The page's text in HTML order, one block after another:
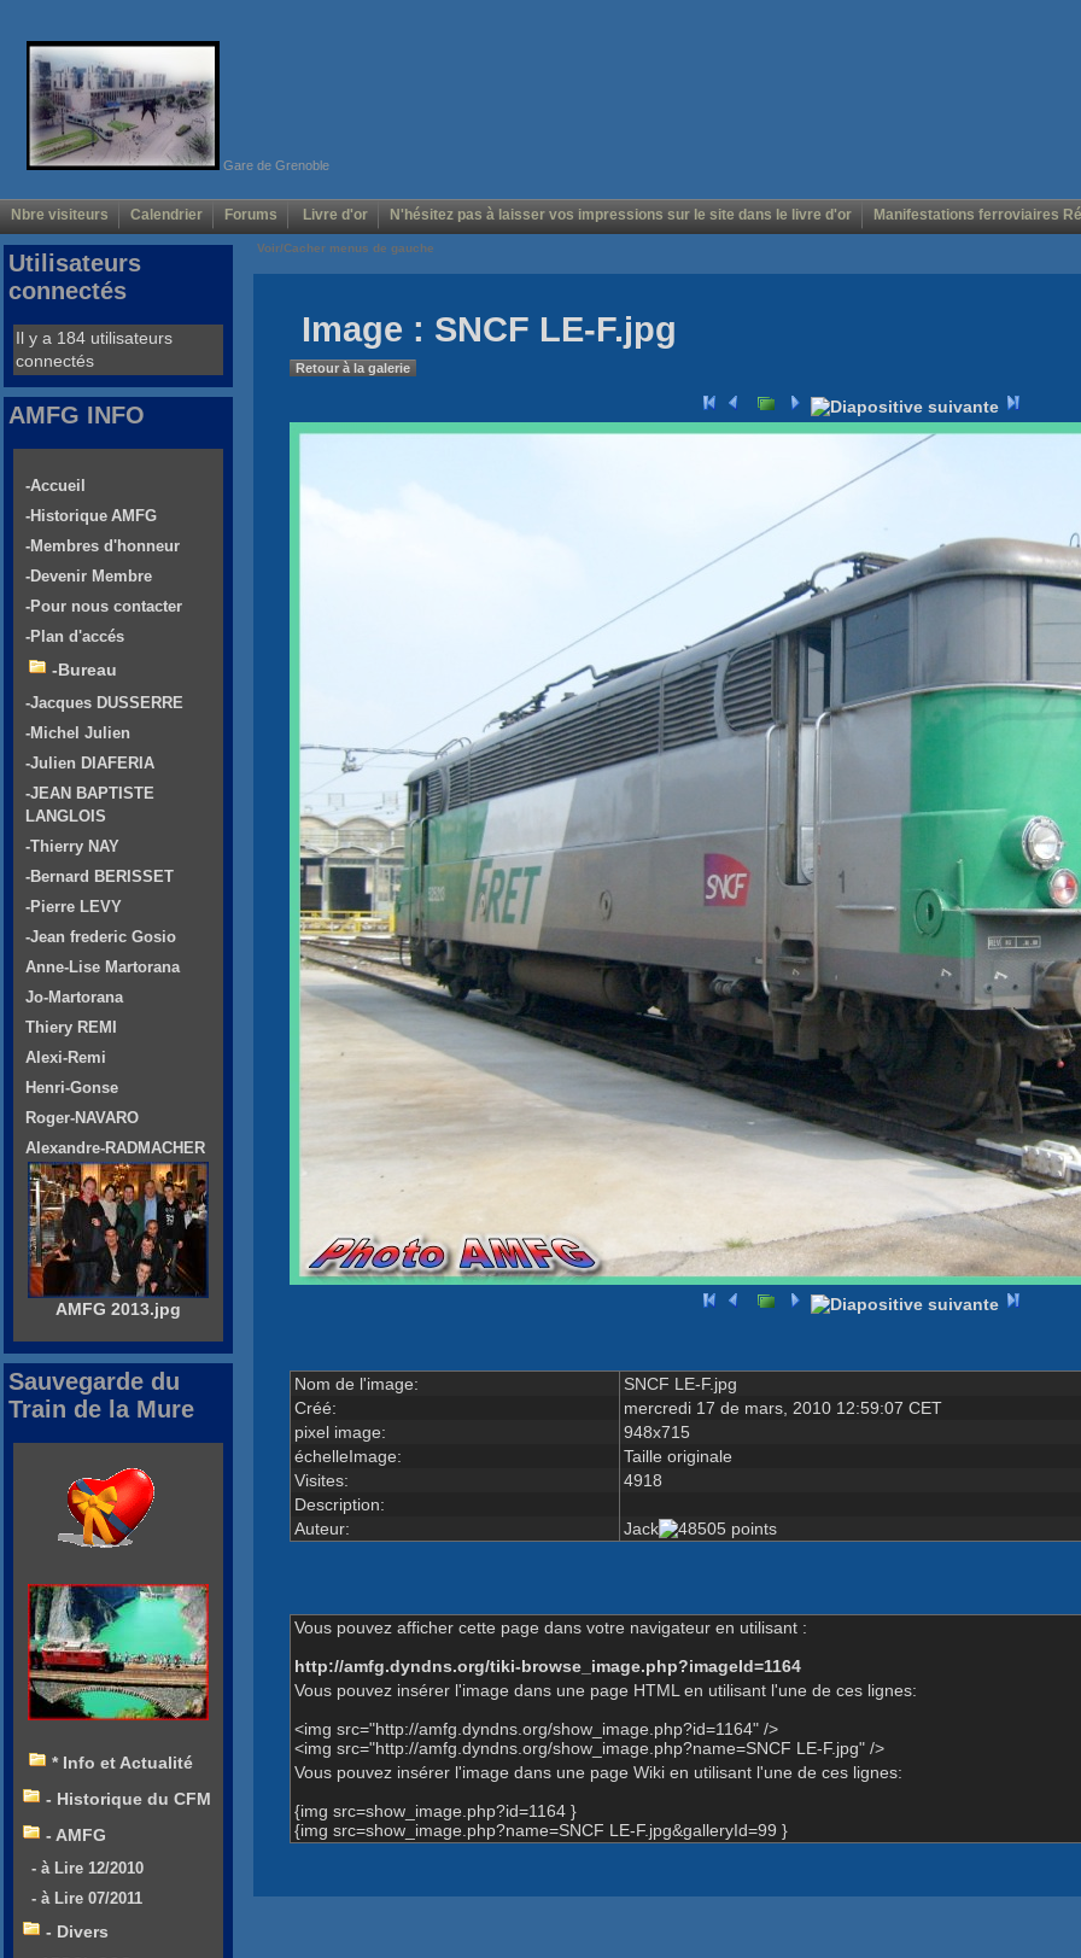
Gare de Grenoble
Nbre visiteurs Calendrier Forums Livre d'or N'hésitez pas à laisser vos impressions sur le site dans le livre d'or Manifestations ferroviaires
Voir/Cacher menus de gauche
Image : SNCF LE-F.jpg
Retour à la galerie
Nom de l'image:
SNCF LE-F.jpg
Créé:
mercredi 17 de mars, 2010 12:59:07 CET
pixel image:
948x715
échelleImage:
Taille originale
Visites:
4918
Description:
Auteur:
Jack
Vous pouvez afficher cette page dans votre navigateur en utilisant :
http://amfg.dyndns.org/tiki-browse_image.php?imageId=1164
Vous pouvez insérer l'image dans une page HTML en utilisant l'une de ces lignes:
<img src="http://amfg.dyndns.org/show_image.php?id=1164" />
<img src="http://amfg.dyndns.org/show_image.php?name=SNCF LE-F.jpg" />
Vous pouvez insérer l'image dans une page Wiki en utilisant l'une de ces lignes:
{img src=show_image.php?id=1164 }
{img src=show_image.php?name=SNCF LE-F.jpg&galleryId=99 }
Utilisateurs
connectés
Il y a 184 utilisateurs
connectés
AMFG INFO
-Accueil
-Historique AMFG
-Membres d'honneur
-Devenir Membre
-Pour nous contacter
-Plan d'accés
-Bureau
-Jacques DUSSERRE
-Michel Julien
-Julien DIAFERIA
-JEAN BAPTISTE
LANGLOIS
-Thierry NAY
-Bernard BERISSET
-Pierre LEVY
-Jean frederic Gosio
Anne-Lise Martorana
Jo-Martorana
Thiery REMI
Alexi-Remi
Henri-Gonse
Roger-NAVARO
Alexandre-RADMACHER
AMFG 2013.jpg
Sauvegarde du
Train de la Mure
* Info et Actualité
- Historique du CFM
- AMFG
- à Lire 12/2010
- à Lire 07/2011
- Divers